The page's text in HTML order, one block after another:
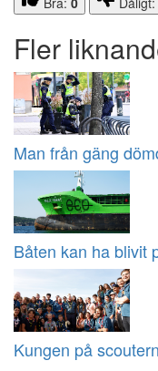
Fler
Man från gäng
Båten kan ha blivit
Kungen på